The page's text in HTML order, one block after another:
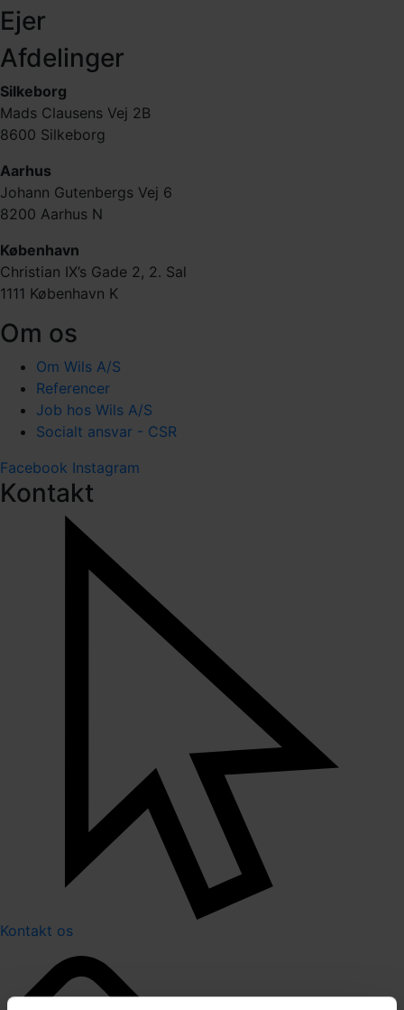
Ejer
Afdelinger
Silkeborg
Mads Clausens Vej 2B
8600 Silkeborg
Aarhus
Johann Gutenbergs Vej 6
8200 Aarhus N
København
Christian IX’s Gade 2, 2. Sal
1111 København K
Om os
Om Wils A/S
Referencer
Job hos Wils A/S
Socialt ansvar - CSR
Facebook Instagram
Kontakt
Kontakt os